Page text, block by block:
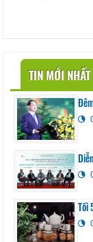
TIN MỚI NHẤT
Tối